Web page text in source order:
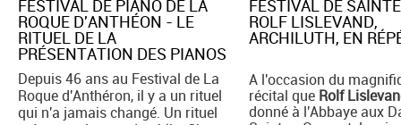
FESTIVAL DE PIANO DE LA
ROQUE D'ANTHÉON - LE
RITUEL DE LA
PRÉSENTATION DES PIANOS
Depuis 46 ans au Festival de La
Roque d'Anthéron, il y a un rituel
qui n'a jamais changé. Un rituel
FESTIVAL DE
ROLF LISLEVAND,
ARCHILUTH, EN
A l'occasion du
récital que Rolf
donné à l'Abbaye aux